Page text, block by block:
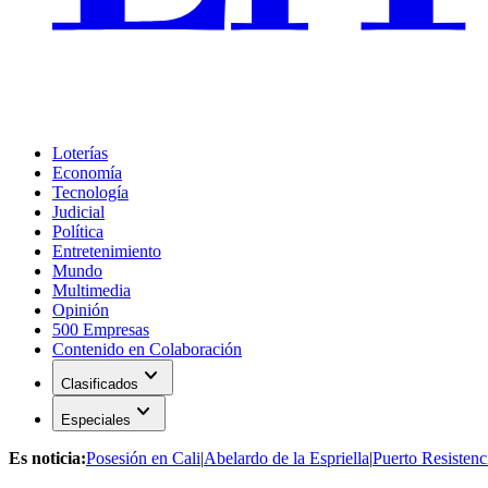
Loterías
Economía
Tecnología
Judicial
Política
Entretenimiento
Mundo
Multimedia
Opinión
500 Empresas
Contenido en Colaboración
Clasificados expand_more
Especiales expand_more
Es noticia:Posesión en Cali|Abelardo de la Espriella|Puerto